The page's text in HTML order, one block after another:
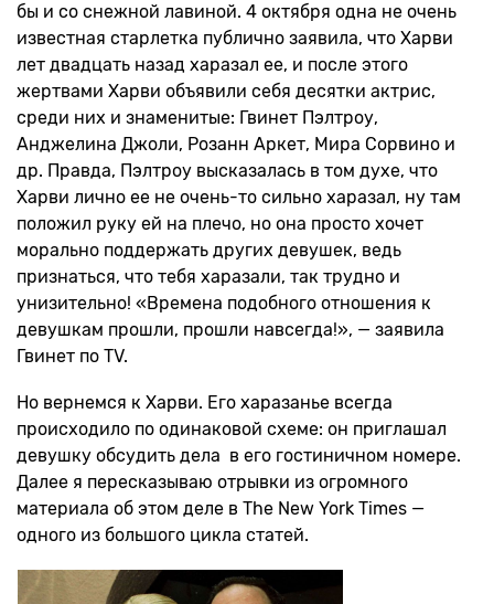
бы и со снежной лавиной. 4 октября одна не очень
известная старлетка публично заявила, что Харви
лет двадцать назад харазал ее, и после этого
жертвами Харви объявили себя десятки актрис,
среди них и знаменитые: Гвинет Пэлтроу,
Анджелина Джоли, Розанн Аркет, Мира Сорвино и
др. Правда, Пэлтроу высказалась в том духе, что
Харви лично ее не очень-то сильно харазал, ну там
положил руку ей на плечо, но она просто хочет
морально поддержать других девушек, ведь
признаться, что тебя харазали, так трудно и
унизительно! «Времена подобного отношения к
девушкам прошли, прошли навсегда!», — заявила
Гвинет по TV.
Но вернемся к Харви. Его харазанье всегда
происходило по одинаковой схеме: он приглашал
девушку обсудить дела в его гостиничном номере.
Далее я пересказываю отрывки из огромного
материала об этом деле в The New York Times —
одного из большого цикла статей.